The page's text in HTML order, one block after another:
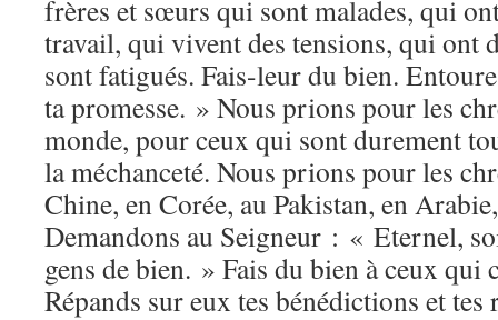
frères et sœurs qui sont malades, qui
travail, qui vivent des tensions, qui ont
sont fatigués. Fais-leur du bien.
ta promesse. » Nous prions pour les
monde, pour ceux qui sont durement
la méchanceté. Nous prions pour les
Chine, en Corée, au Pakistan, en
Demandons au Seigneur : « Eternel,
gens de bien. » Fais du bien à ceux qui
Répands sur eux tes bénédictions et tes